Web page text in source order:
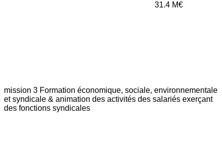
31.4 M€
mission 3 Formation économique, sociale, environnementale
et syndicale & animation des activités des salariés exerçant
des fonctions syndicales